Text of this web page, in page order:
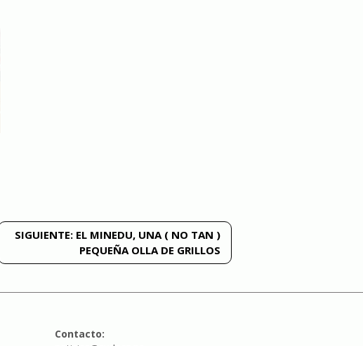
SIGUIENTE: EL MINEDU, UNA ( NO TAN )
PEQUEÑA OLLA DE GRILLOS
Contacto: